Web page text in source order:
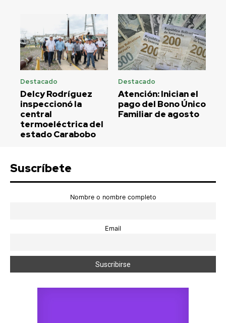
Destacado
Delcy Rodríguez
inspeccionó la
central
termoeléctrica del
estado Carabobo
Destacado
Atención: Inician el
pago del Bono Único
Familiar de agosto
Suscríbete
Nombre o nombre completo
Email